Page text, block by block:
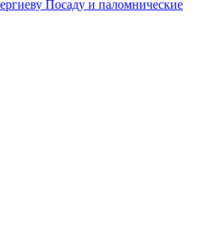
Посаду и паломнические